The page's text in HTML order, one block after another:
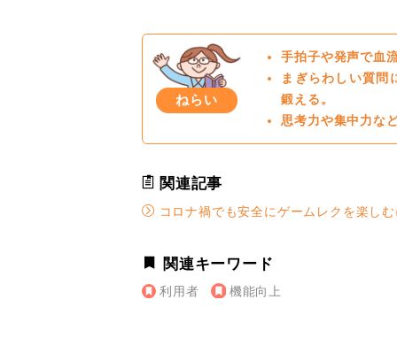
ねらい
手拍子や発声で血
まぎらわしい質問
鍛える。
思考力や集中力な
関連記事
コロナ禍でも安全にゲームレクを楽し
関連キーワード
利用者 機能向上